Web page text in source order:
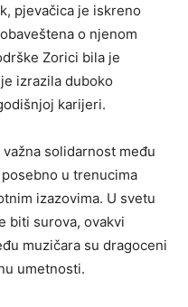
pjevačica je iskreno
o njenom
Zorici bila je
izrazila duboko
karijeri.
solidarnost među
u trenucima
izazovima. U svetu
biti surova, ovakvi
muzičara su dragoceni
umetnosti.